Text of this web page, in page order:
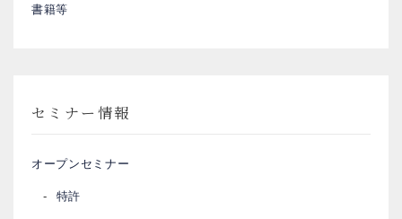
書籍等
セミナー情報
オープンセミナー
特許